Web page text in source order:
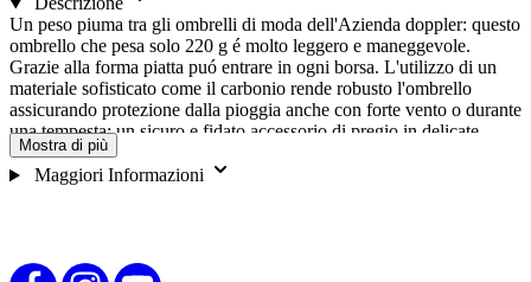
Un peso piuma tra gli ombrelli di moda dell'Azienda doppler: questo
ombrello che pesa solo 220 g é molto leggero e maneggevole.
Grazie alla forma piatta puó entrare in ogni borsa. L'utilizzo di un
materiale sofisticato come il carbonio rende robusto l'ombrello
assicurando protezione dalla pioggia anche con forte vento o durante
una tempesta: un sicuro e fidato accessorio di pregio in delicate
tonalitá. Entra in qualsiasi borsa/ zaino Altezza 2,5 cm Telaio molto
stabile Testato nel tunnel del vento a 100 km/h Ombrello dotato di
alluminio e acciaio
Mostra di più
Maggiori Informazioni